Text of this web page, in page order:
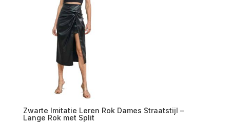
Zwarte Imitatie Leren Rok Dames Straatstijl –
Lange Rok met Split